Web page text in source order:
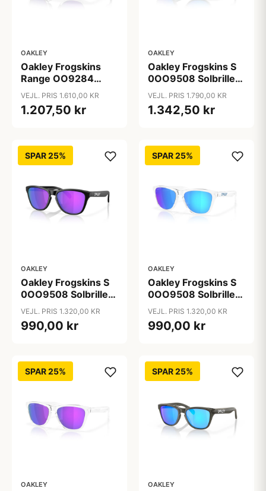
OAKLEY
Oakley Frogskins
Range OO9284
Solbriller - Runde
Transparent
Spejlede Linser
VEJL. PRIS 1.610,00 KR
1.207,50 kr
OAKLEY
Oakley Frogskins S
0OO9508 Solbriller
- Runde Sort
Polariserede og
Spejlvendte Linser
VEJL. PRIS 1.790,00 KR
1.342,50 kr
SPAR 25%
OAKLEY
Oakley Frogskins S
0OO9508 Solbriller
- Runde Sort
Spejlede Linser
VEJL. PRIS 1.320,00 KR
990,00 kr
SPAR 25%
OAKLEY
Oakley Frogskins S
0OO9508 Solbriller
- Runde Transparent
Spejlede Linser
VEJL. PRIS 1.320,00 KR
990,00 kr
SPAR 25%
OAKLEY
SPAR 25%
OAKLEY